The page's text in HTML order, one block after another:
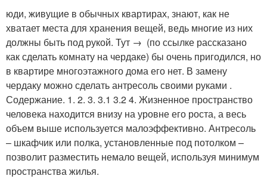
юди, живущие в обычных квартирах, знают, как не
хватает места для хранения вещей, ведь многие из них
должны быть под рукой. Тут → (по ссылке рассказано
как сделать комнату на чердаке) бы очень пригодился, но
в квартире многоэтажного дома его нет. В замену
чердаку можно сделать антресоль своими руками .
Содержание. 1. 2. 3. 3.1 3.2 4. Жизненное пространство
человека находится внизу на уровне его роста, а весь
объем выше используется малоэффективно. Антресоль
– шкафчик или полка, установленные под потолком –
позволит разместить немало вещей, используя минимум
пространства жилья.